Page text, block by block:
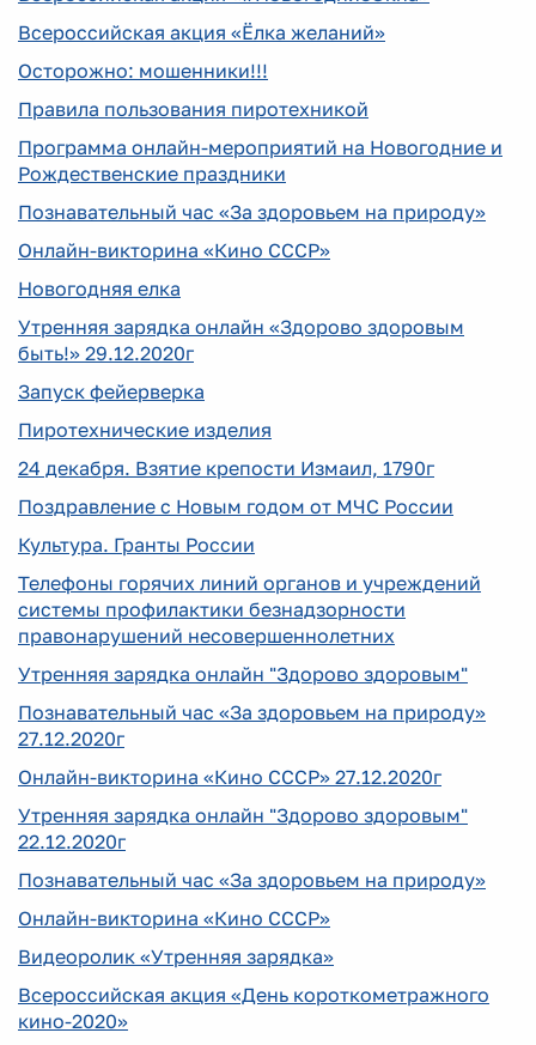
Всероссийская акция «Ёлка желаний»
Осторожно: мошенники!!!
Правила пользования пиротехникой
Программа онлайн-мероприятий на Новогодние и
Рождественские праздники
Познавательный час «За здоровьем на природу»
Онлайн-викторина «Кино СССР»
Новогодняя елка
Утренняя зарядка онлайн «Здорово здоровым
быть!» 29.12.2020г
Запуск фейерверка
Пиротехнические изделия
24 декабря. Взятие крепости Измаил, 1790г
Поздравление с Новым годом от МЧС России
Культура. Гранты России
Телефоны горячих линий органов и учреждений
системы профилактики безнадзорности
правонарушений несовершеннолетних
Утренняя зарядка онлайн "Здорово здоровым"
Познавательный час «За здоровьем на природу»
27.12.2020г
Онлайн-викторина «Кино СССР» 27.12.2020г
Утренняя зарядка онлайн "Здорово здоровым"
22.12.2020г
Познавательный час «За здоровьем на природу»
Онлайн-викторина «Кино СССР»
Видеоролик «Утренняя зарядка»
Всероссийская акция «День короткометражного
кино-2020»